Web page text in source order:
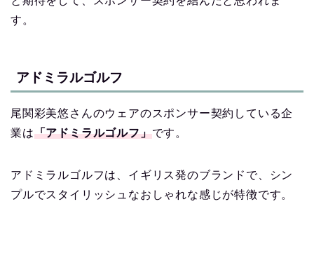
す。
アドミラルゴルフ
尾関彩美悠さんのウェアのスポンサー契約している企
業は「アドミラルゴルフ」です。
アドミラルゴルフは、イギリス発のブランドで、シン
プルでスタイリッシュなおしゃれな感じが特徴です。